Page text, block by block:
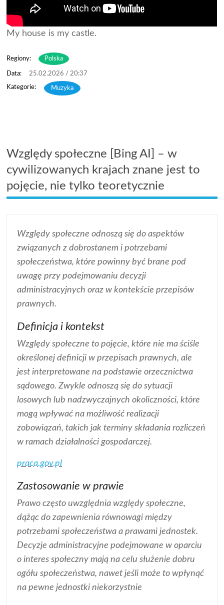
My house is my castle.
Regiony: Polska
25.02.2026 / 20:37
Muzyka
Względy społeczne [Bing AI] – w
cywilizowanych krajach znane jest to
pojęcie, nie tylko teoretycznie
Względy społeczne odnoszą się do aspektów
związanych z dobrostanem i potrzebami
społeczeństwa, które powinny być brane pod
uwagę przy podejmowaniu decyzji
administracyjnych oraz w kontekście przepisów
prawnych.
Definicja i kontekst
Względy społeczne to pojęcie, które nie ma ściśle
określonej definicji w przepisach prawnych, ale
jest interpretowane na podstawie orzecznictwa
sądowego. Zwykle odnoszą się do sytuacji
losowych lub nadzwyczajnych okoliczności, które
mogą wpływać na możliwość realizacji
zobowiązań, takich jak terminy składania rozliczeń
w ramach działalności gospodarczej.
praca.gov.pl
Zastosowanie w prawie
Prawo często uwzględnia względy społeczne,
dążąc do zapewnienia równowagi między
potrzebami społeczeństwa a prawami jednostek.
Decyzje administracyjne podejmowane w oparciu
o interes społeczny mają na celu służenie dobru
ogółu społeczeństwa, nawet jeśli może to wpłynąć
na pewne jednostki niekorzystnie